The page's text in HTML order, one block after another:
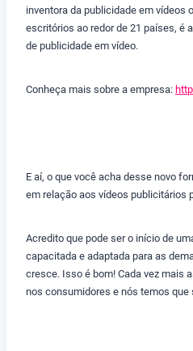
inventora da publicidade em vídeos
escritórios ao redor de 21 países, é
de publicidade em vídeo.
Conheça mais sobre a empresa:
E aí, o que você acha desse novo
em relação aos vídeos publicitários
Acredito que pode ser o início de
capacitada e adaptada para as
cresce. Isso é bom! Cada vez mais
nos consumidores e nós temos